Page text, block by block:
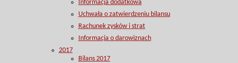
Informacja dodatkowa
Uchwała o zatwierdzeniu bilansu
Rachunek zysków i strat
Informacja o darowiznach
2017
Bilans 2017